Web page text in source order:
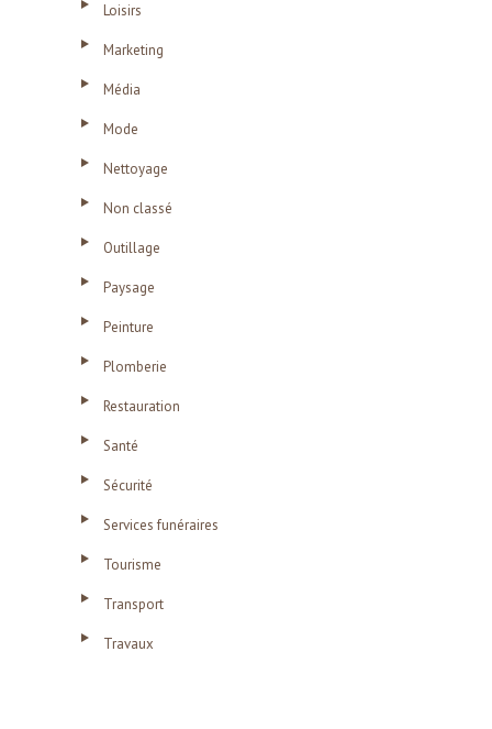
Loisirs
Marketing
Média
Mode
Nettoyage
Non classé
Outillage
Paysage
Peinture
Plomberie
Restauration
Santé
Sécurité
Services funéraires
Tourisme
Transport
Travaux